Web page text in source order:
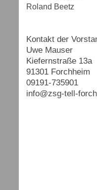
Roland Beetz
Kontakt der
Uwe Mauser
Kiefernstraße 13a
91301 Forchheim
09191-735901
info@zsg-tell-